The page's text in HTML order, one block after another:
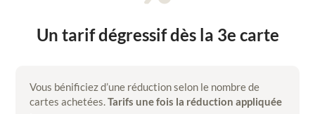
Un tarif dégressif dès la 3e carte
Vous bénificiez d’une réduction selon le nombre de
cartes achetées.Tarifs une fois la réduction appliquée